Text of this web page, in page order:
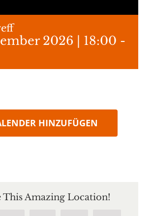
2026 | 18:00 -
HINZUFÜGEN
This Amazing Location!